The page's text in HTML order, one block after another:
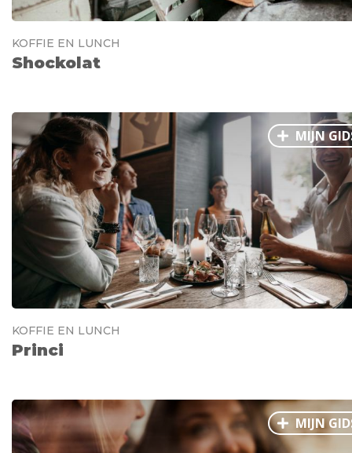
KOFFIE EN LUNCH
Shockolat
MIJN
KOFFIE EN LUNCH
Princi
MIJN